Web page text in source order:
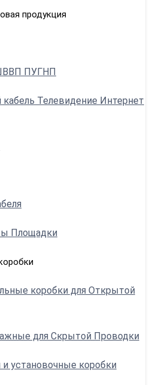
продукция
ПУГНП
Телевидение Интернет
Площадки
коробки для Открытой
для Скрытой Проводки
установочные коробки